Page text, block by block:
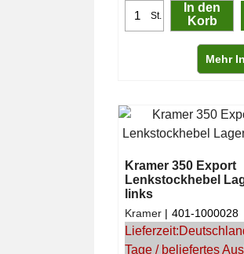
St.
In den
Korb
Mehr
Kramer 350 Export
Lenkstockhebel
links
Kramer 401-1000028
Lieferzeit:
Tage / beliefertes